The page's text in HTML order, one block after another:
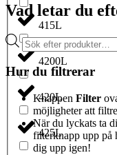
415L
4200L
420L
425L
Vad letar du
Produktsökning
Hur du filtrerar
Knappen Filter
möjligheter att
När du lyckats ta
filterknapp upp på
dig upp igen!